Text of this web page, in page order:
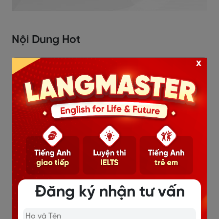
Nội Dung Hot
KHÓA TIẾNG ANH GIAO TIẾP 1 KÈM 1
Đăng ký nhận tư vấn
x